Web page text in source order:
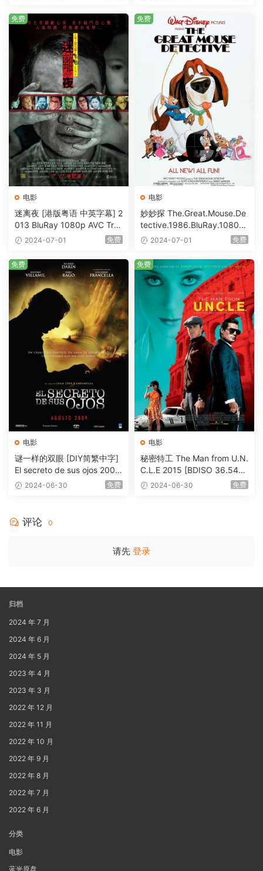
电影
迷离夜 [港版粤语 中英字幕] 2
013 BluRay 1080p AVC Tru
eHD5.1 [BDISO 22.64GB]
2024-07-01 免费
免费
电影
妙妙探 The.Great.Mouse.De
tective.1986.BluRay.1080p.
AVC.DTS-HD.MA.5.1-HDHo
2024-07-01 免费
免费
电影
谜一样的双眼 [DIY简繁中字]
El secreto de sus ojos 2009
1080p Blu-ray AVC DTS-HD
2024-06-30 免费
免费
电影
秘密特工 The Man from U.N.
C.L.E 2015 [BDISO 36.54G
B] 2024-06-30 免费
免费
评论 0
请先 登录
归档
2024 年 7 月
2024 年 6 月
2024 年 5 月
2023 年 4 月
2023 年 3 月
2022 年 12 月
2022 年 11 月
2022 年 10 月
2022 年 9 月
2022 年 8 月
2022 年 7 月
2022 年 6 月
分类
电影
蓝光原盘